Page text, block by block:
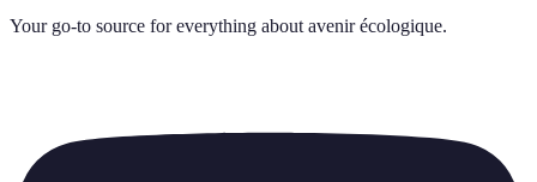
Your go-to source for everything about avenir écologique.